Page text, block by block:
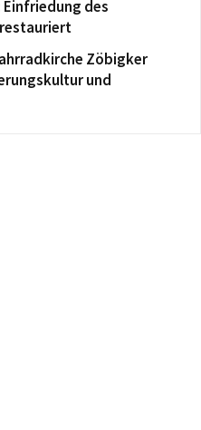
Einfriedung des
Zöbigker
und